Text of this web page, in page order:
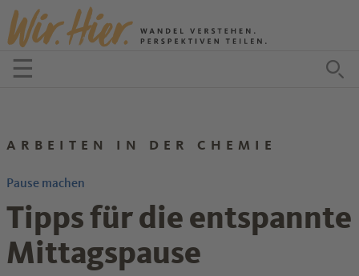
Zum Inhalt springen
☰Menü öffnen
ARBEITEN IN DER CHEMIE
Pause machen
Tipps für die entspannte
Mittagspause